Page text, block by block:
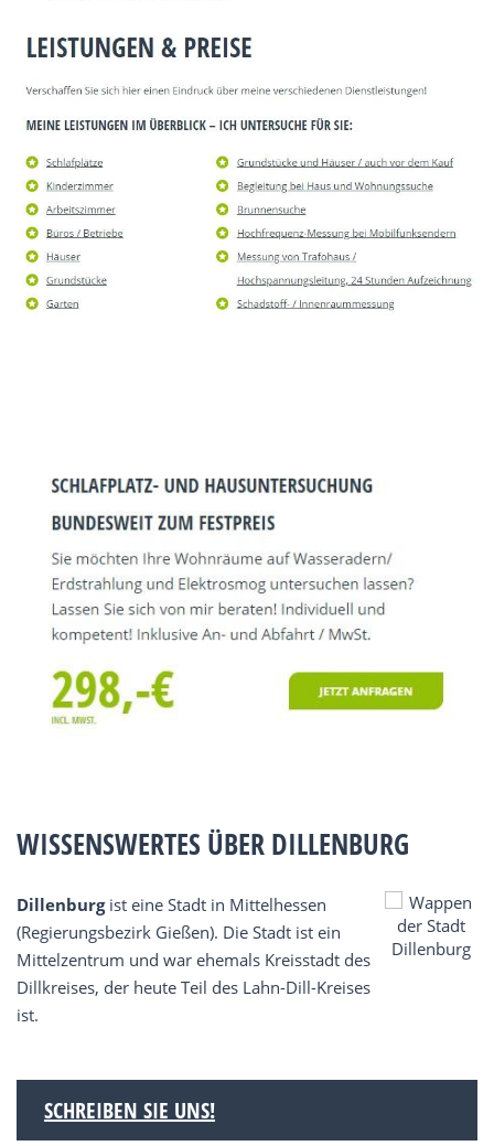
WISSENSWERTES ÜBER DILLENBURG
Dillenburgist eine Stadt in Mittelhessen
(Regierungsbezirk Gießen). Die Stadt ist ein
Mittelzentrum und war ehemals Kreisstadt des
Dillkreises, der heute Teil des Lahn-Dill-Kreises
ist.
SCHREIBEN SIE UNS!